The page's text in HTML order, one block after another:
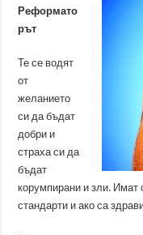
Реформато
рът
Те се водят
от
желанието
си да бъдат
добри и
страха си да
бъдат
корумпирани и зли. Имат
стандарти и ако са